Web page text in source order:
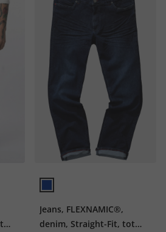
Jeans, FLEXNAMIC®,
denim, Straight-Fit, tot